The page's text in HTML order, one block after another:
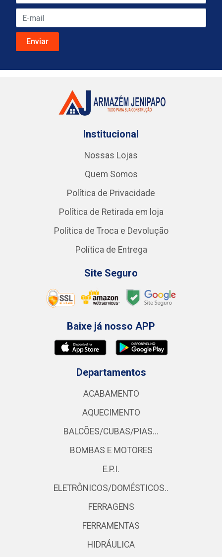
Institucional
Nossas Lojas
Quem Somos
Política de Privacidade
Política de Retirada em loja
Política de Troca e Devolução
Política de Entrega
Site Seguro
Baixe já nosso APP
Departamentos
ACABAMENTO
AQUECIMENTO
BALCÕES/CUBAS/PIAS...
BOMBAS E MOTORES
E.P.I.
ELETRÔNICOS/DOMÉSTICOS..
FERRAGENS
FERRAMENTAS
HIDRÁULICA